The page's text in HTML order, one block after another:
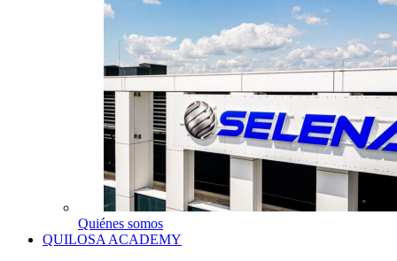
Quiénes somos
QUILOSA ACADEMY